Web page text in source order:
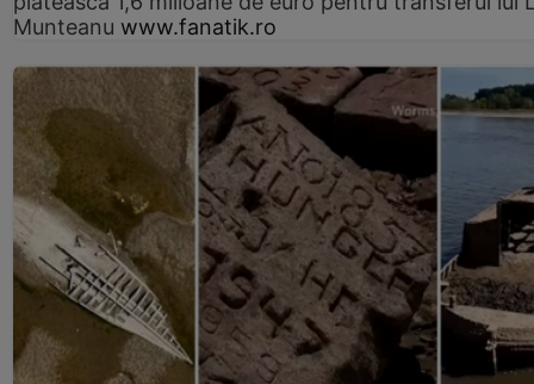
Munteanu www.fanatik.ro